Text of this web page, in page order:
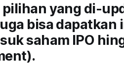
yang di-
bisa
saham IPO